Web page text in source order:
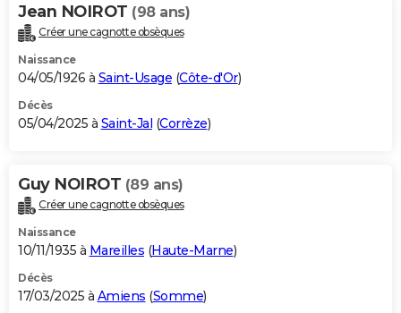
Jean NOIROT (98 ans)
Créer une cagnotte obsèques
Naissance
04/05/1926 à Saint-Usage (Côte-d'Or)
Décès
05/04/2025 à Saint-Jal (Corrèze)
Guy NOIROT (89 ans)
Créer une cagnotte obsèques
Naissance
10/11/1935 à Mareilles (Haute-Marne)
Décès
17/03/2025 à Amiens (Somme)